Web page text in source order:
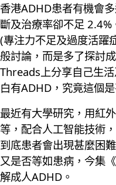
香港ADHD患者有機會
斷及治療率卻不足
(專注力不足及過度活躍
般討論，而是多了探討
Threads上分享自己生
白有ADHD，究竟這個
最近有大學研究，用紅
等，配合人工智能技術
到底患者會出現甚麼困
又是否等如患病，今集
解成人ADHD。